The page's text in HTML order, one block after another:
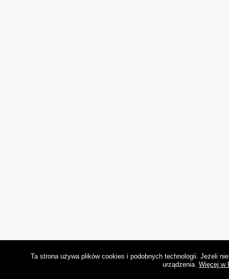
Ta strona używa plików cookies i podobnych technologii. Jeżeli
urządzenia. Więcej w